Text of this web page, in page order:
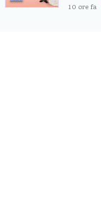
10 ore fa